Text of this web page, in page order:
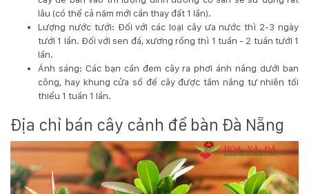
lâu (có thể cả năm mới cần thay đất 1 lần).
Lượng nước tưới: Đối với các loại cây ưa nước thì 2-3 ngày
tưới 1 lần. Đối với sen đá, xương rồng thì 1 tuần - 2 tuần tưới 1
lần.
Ánh sáng: Các bạn cần đem cây ra phơi ánh nắng dưới ban
công, hay khung cửa sổ để cây được tắm nắng tự nhiên tối
thiểu 1 tuần 1 lần.
Địa chỉ bán cây cảnh để bàn Đà Nẵng